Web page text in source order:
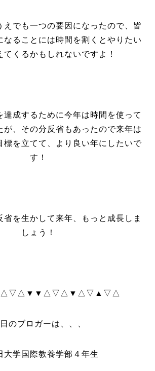
でも一つの要因になったので、皆
なることには時間を割くとやりたい
てくるかもしれないですよ！
達成するために今年は時間を使って
が、その分反省もあったので来年は
標を立てて、より良い年にしたいで
す！
省を生かして来年、もっと成長しま
しょう！
のブロガーは、、、
大学国際教養学部４年生